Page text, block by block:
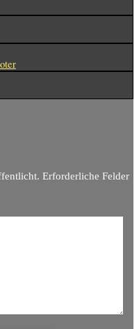
Erforderliche Felder